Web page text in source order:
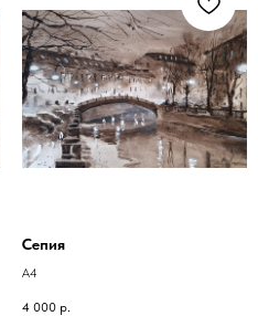
Сепия
А4
4 000 р.